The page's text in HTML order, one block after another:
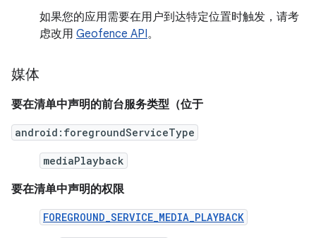
如果您的应用需要在用户到达特定位置时触发，请考
虑改用 Geofence API。
媒体
要在清单中声明的前台服务类型（位于
android:foregroundServiceType
mediaPlayback
要在清单中声明的权限
FOREGROUND_SERVICE_MEDIA_PLAYBACK